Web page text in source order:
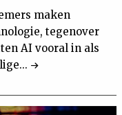
maken
tegenover
AI vooral in als